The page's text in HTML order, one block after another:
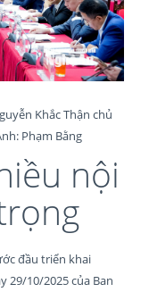
Khắc Thận chủ
Phạm Bằng
nội
đầu triển khai
29/10/2025 của Ban